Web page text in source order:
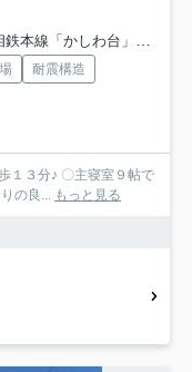
本線「かしわ台」駅 徒歩26分
耐震構造
１３分♪ 〇主寝室９帖で
の良... もっと見る